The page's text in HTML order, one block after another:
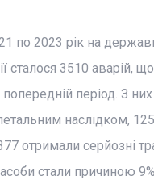
по 2023 рік на
сталося 3510 аварій,
період. З
наслідком,
отримали серйозні
стали причиною